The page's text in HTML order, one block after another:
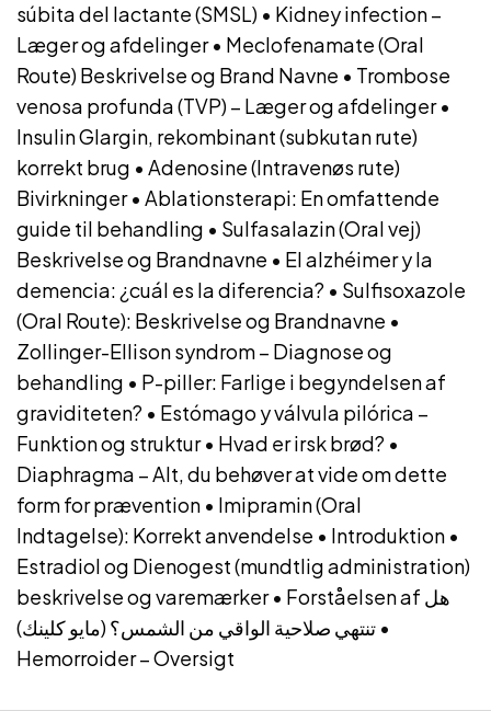
súbita del lactante (SMSL) • Kidney infection –
Læger og afdelinger• Meclofenamate (Oral
Route) Beskrivelse og Brand Navne • Trombose
venosa profunda (TVP) – Læger og afdelinger•
Insulin Glargin, rekombinant (subkutan rute)
korrekt brug • Adenosine (Intravenøs rute)
Bivirkninger• Ablationsterapi: En omfattende
guide til behandling • Sulfasalazin (Oral vej)
Beskrivelse og Brandnavne • El alzhéimer y la
demencia: ¿cuál es la diferencia? • Sulfisoxazole
(Oral Route): Beskrivelse og Brandnavne •
Zollinger-Ellison syndrom – Diagnose og
behandling • P-piller: Farlige i begyndelsen af ​​
graviditeten? • Estómago y válvula pilórica –
Funktion og struktur• Hvad er irsk brød? •
Diaphragma – Alt, du behøver at vide om dette
form for prævention • Imipramin (Oral
Indtagelse): Korrekt anvendelse • Introduktion •
Estradiol og Dienogest (mundtlig administration)
beskrivelse og varemærker• Forståelsen af هل
تنتهي صلاحية الواقي من الشمس؟ (مايو كلينك) •
Hemorroider – Oversigt